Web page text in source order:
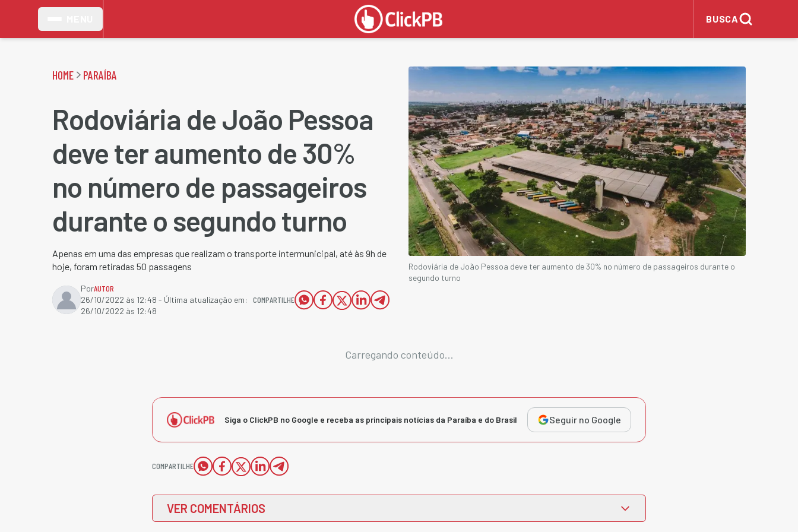
BUSCA
HOME PARAÍBA
Rodoviária de João Pessoa
deve ter aumento de 30%
no número de passageiros
durante o segundo turno
Apenas em uma das empresas que realizam o transporte intermunicipal, até às 9h de
hoje, foram retiradas 50 passagens
PorAUTOR
26/10/2022 às 12:48 - Última atualização em:
26/10/2022 às 12:48
COMPARTILHE
Rodoviária de João Pessoa deve ter aumento de 30% no número de passageiros durante o
segundo turno
Carregando conteúdo...
Siga o ClickPB no Google e receba as principais notícias da Paraíba e do Brasil Seguir no Google
COMPARTILHE
VER COMENTÁRIOS